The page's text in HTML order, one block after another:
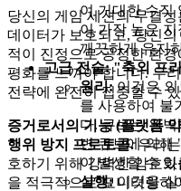
여 거대한 수직
이 가장 높은
깨끗하게 유지
고급 전술: "축외 프
원리:이것은 의
를 사용하여 불
다. 큐브는 완
변 큐브에 의해
이 발생할 수 있
실행: 이것을
당신의 게임 세션의 무결
데이터가 보호되고, 당신
적이 진정으로 공정한 환
평화를 느껴야 합니다. 우
전략에 완전히 집중할 수
증거로서의 기능 (플랫폼
행위 방지 프로토콜.우리는
호하기 위해 강력한 암호
을 적극적으로 모니터링하